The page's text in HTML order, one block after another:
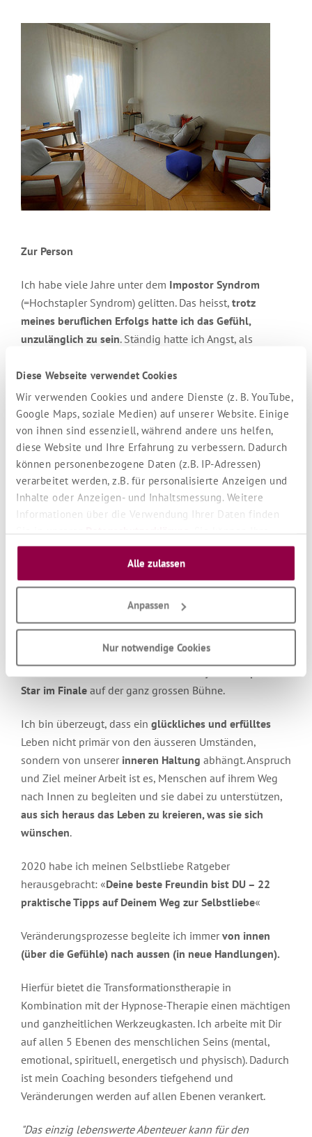
Diese Webseite verwendet Cookies
Wir verwenden Cookies und andere Dienste (z. B. YouTube,
Google Maps, soziale Medien) auf unserer Website. Einige
von ihnen sind essenziell, während andere uns helfen,
diese Website und Ihre Erfahrung zu verbessern. Dadurch
können personenbezogene Daten (z.B. IP-Adressen)
verarbeitet werden, z.B. für personalisierte Anzeigen und
Inhalte oder Anzeigen- und Inhaltsmessung. Weitere
Informationen über die Verwendung Ihrer Daten finden
Auswahl jederzeit unter "Cookie Einstellungen" unten auf
unserer Website widerrufen oder anpassen.
Alle zulassen
Anpassen
Nur notwendige Cookies
Zur Person
Ich habe viele Jahre unter dem Impostor Syndrom
(=Hochstapler Syndrom) gelitten. Das heisst, trotz
meines beruflichen Erfolgs hatte ich das Gefühl,
unzulänglich zu sein. Ständig hatte ich Angst, als
Nach einigen erfolglosen Psychotherapien
begab ich
mich nach einer Lebenskrise in 2013 auf einen neuen
Weg, um mich selbst in der Tiefe kennenzulernen.
Seitdem hat sich sehr viel in meinem Leben geändert.
Seit 2016 bin ich nun – erst nebenberuflich, dann
hauptberuflich – als Transformations- und Hypnose
tausende Menschenmit meinen Coachings,
Meditationen, Seminaren, Vorträgen und Online-Events
inspirieren und begleiten. Dadurch konnten sie mehr
Klarheit gewinnen, sich für neue Sichtweisen öffnen,
sich selbstBEWUSSTwerden, ihrenWerterkennen und
Star im Finale auf der ganz grossen Bühne.
Ich bin überzeugt, dass ein glückliches und erfülltes
Leben nicht primär von den äusseren Umständen,
sondern von unsererinneren Haltung abhängt. Anspruch
und Ziel meiner Arbeit ist es, Menschen auf ihrem Weg
nach Innen zu begleiten und sie dabei zu unterstützen,
aus sich heraus das Leben zu kreieren, was sie sich
wünschen.
2020 habe ich meinen Selbstliebe Ratgeber
herausgebracht: «Deine beste Freundin bist DU – 22
praktische Tipps auf Deinem Weg zur Selbstliebe«
Veränderungsprozesse begleite ich immervon innen
(über die Gefühle) nach aussen (in neue Handlungen).
Hierfür bietet die Transformationstherapie in
Kombination mit der Hypnose-Therapie einen mächtigen
und ganzheitlichen Werkzeugkasten. Ich arbeite mit Dir
auf allen 5 Ebenen des menschlichen Seins (mental,
emotional, spirituell, energetisch und physisch). Dadurch
ist mein Coaching besonders tiefgehend und
Veränderungen werden auf allen Ebenen verankert.
"Das einzig lebenswerte Abenteuer kann für den